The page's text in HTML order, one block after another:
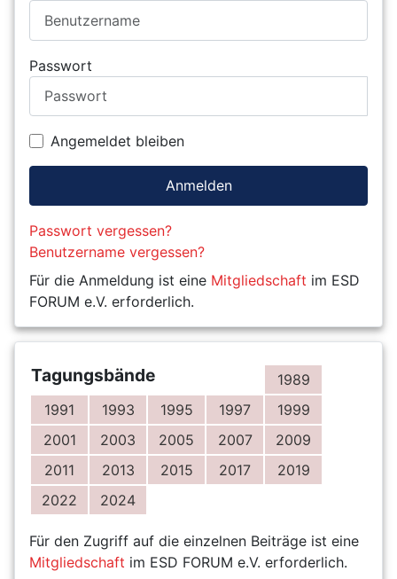
Passwort
Angemeldet bleiben
Anmelden
Passwort vergessen?
Benutzername vergessen?
Für die Anmeldung ist eine Mitgliedschaft im ESD
FORUM e.V. erforderlich.
Tagungsbände
1989
1991
1993 1995 1997
1999
2001
2003 2005 2007
2009
2011
2013 2015 2017
2019
2022
2024
Für den Zugriff auf die einzelnen Beiträge ist eine
Mitgliedschaft im ESD FORUM e.V. erforderlich.